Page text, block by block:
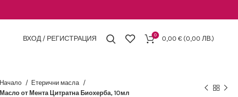
ВХОД / РЕГИСТРАЦИЯ 0 0,00€(0,00 ЛВ.)
Начало
Етерични масла
Масло от Мента Цитратна Биохерба, 10мл